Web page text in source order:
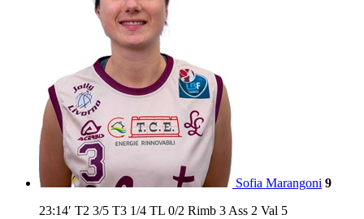
Sofia Marangoni 9
23:14′ T2 3/5 T3 1/4 TL 0/2 Rimb 3 Ass 2 Val 5